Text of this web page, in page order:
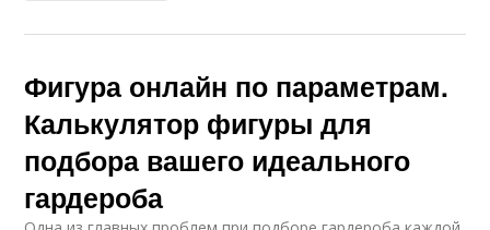
Фигура онлайн по параметрам.
Калькулятор фигуры для
подбора вашего идеального
гардероба